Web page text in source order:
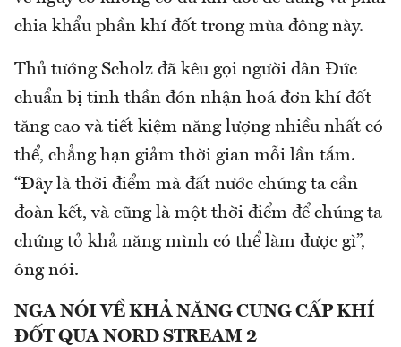
chia khẩu phần khí đốt trong mùa đông này.
Thủ tướng Scholz đã kêu gọi người dân Đức
chuẩn bị tinh thần đón nhận hoá đơn khí đốt
tăng cao và tiết kiệm năng lượng nhiều nhất có
thể, chẳng hạn giảm thời gian mỗi lần tắm.
“Đây là thời điểm mà đất nước chúng ta cần
đoàn kết, và cũng là một thời điểm để chúng ta
chứng tỏ khả năng mình có thể làm được gì”,
ông nói.
NGA NÓI VỀ KHẢ NĂNG CUNG CẤP KHÍ
ĐỐT QUA NORD STREAM 2